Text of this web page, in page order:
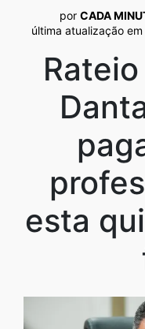
por CADA
última atualização
esta